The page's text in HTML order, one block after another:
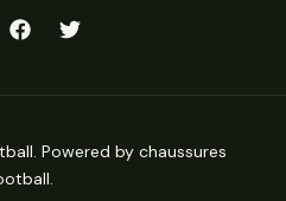
Powered by chaussures